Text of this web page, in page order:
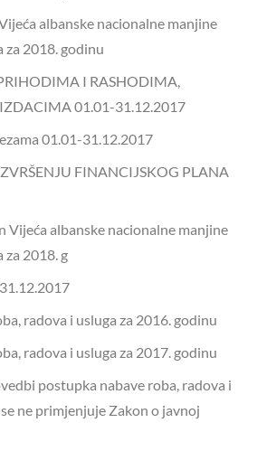
albanske nacionalne manjine
za 2018. godinu
I RASHODIMA,
01.01-31.12.2017
01.01-31.12.2017
FINANCIJSKOG PLANA
Vijeća albanske nacionalne manjine
za 2018. g
radova i usluga za 2016. godinu
radova i usluga za 2017. godinu
postupka nabave roba, radova i
ne primjenjuje Zakon o javnoj